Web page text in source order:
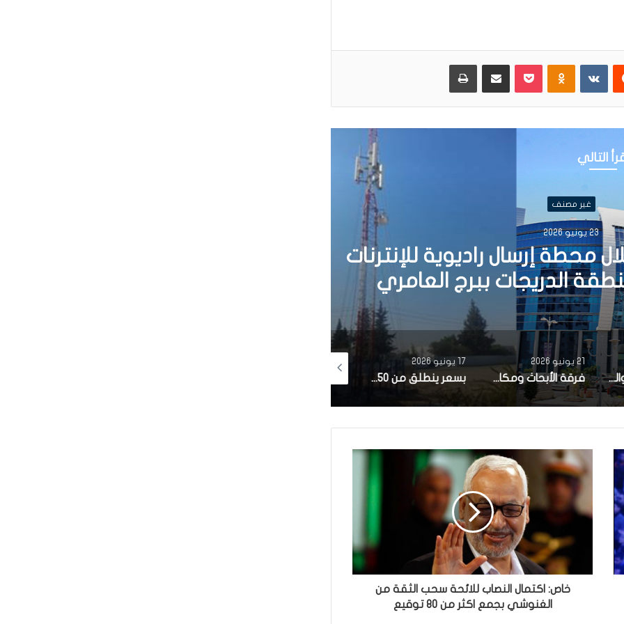
Odnoklassniki
بوكيت مشاركة عبر البريد طباعة
التالي
غير مصنف
إرسال راديوية للإنترنات
الدريجات ببرج العامري
المجلس البنكي والمالي: الإضراب القطاعي في البنوك ومؤسسات التامين غير مبرر بعد صرف الزيادات بعنوان سنة 2026 وندعو إلى ضمان استمرارية الخدمات
21 يونيو 2026
فرقة الأبحاث ومكافحة التهرب الجبائي تطلق تحقيق في شبهات تلاعب بالأسعار في قطاع إنتاج الملح تشمل 14 شركة ناشطة بالمجال ..
17 يونيو 2026
بسعر ينطلق من 54.950 ألف دينار.. السيارة الكهربائية MG4 URBAN تدخل السوق التونسية بمدى يصل إلى 420 كلم وتجهيزات متطورة
خاص: اكتمال النصاب للائحة سحب الثقة من
الغنوشي بجمع اكثر من 80 توقيع